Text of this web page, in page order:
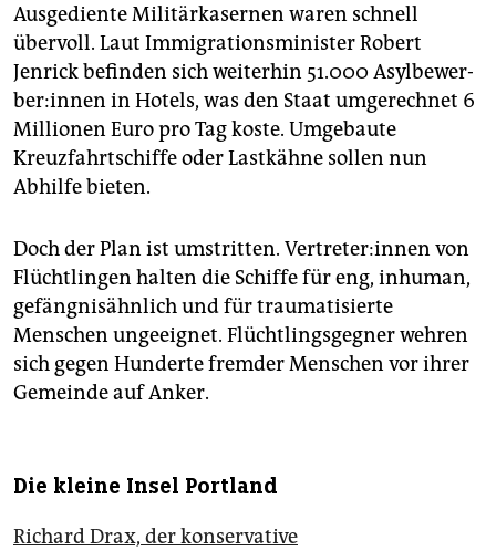
Ausgediente Militärkasernen waren schnell
übervoll. Laut Immigrationsminister Robert
Jenrick befinden sich weiterhin 51.000 Asyl­be­wer­
be­r:in­nen in Hotels, was den Staat umgerechnet 6
Millionen Euro pro Tag koste. Umgebaute
Kreuzfahrtschiffe oder Lastkähne sollen nun
Abhilfe bieten.
Doch der Plan ist umstritten. Ver­tre­te­r:in­nen von
Flüchtlingen halten die Schiffe für eng, inhuman,
gefängnisähnlich und für traumatisierte
Menschen ungeeignet. Flüchtlingsgegner wehren
sich gegen Hunderte fremder Menschen vor ihrer
Gemeinde auf Anker.
Die kleine Insel Portland
Richard Drax, der konservative